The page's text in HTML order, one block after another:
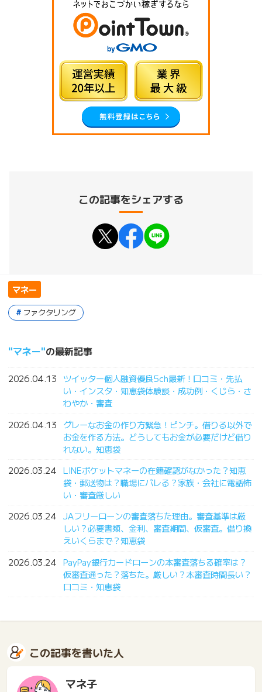
この記事をシェアする
マネー
ファクタリング
マネー の最新記事
2026.04.13
ツイッター個人融資優良5ch最新！口コミ・先払
い・インスタ・知恵袋体験談・成功例・くじら・さ
わやか・審査
2026.04.13
グレーなお金の作り方緊急！ピンチ。借りる以外で
お金を作る方法。どうしてもお金が必要だけど借り
れない。知恵袋
2026.03.24 LINEポケットマネーの在籍確認がなかった？知恵
袋・郵送物は？職場にバレる？家族・会社に電話怖
い・審査厳しい
2026.03.24 JAフリーローンの審査落ちた理由。審査基準は厳
しい？必要書類、金利、審査期間、仮審査。借り換
えいくらまで？知恵袋
2026.03.24 PayPay銀行カードローンの本審査落ちる確率は？
仮審査通った？落ちた。厳しい？本審査時間長い？
口コミ・知恵袋
この記事を書いた人
マネ子